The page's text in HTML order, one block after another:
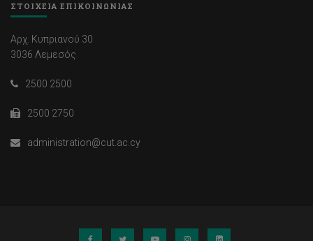
ΣΤΟΙΧΕΙΑ ΕΠΙΚΟΙΝΩΝΙΑΣ
Αρχ. Κυπριανού 30
3036 Λεμεσός
2500 2500
2500 2750
administration@cut.ac.cy